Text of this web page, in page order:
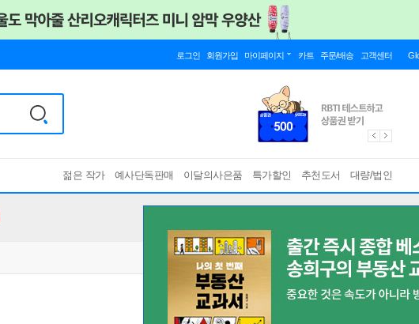
로그인 회원가입 마이페이지 카트 주문/배송 고객센터
젊은 작가 예사단독판매 이달의사은품 특가할인 추천도서 대량/법인